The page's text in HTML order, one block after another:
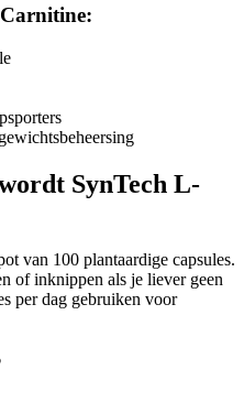
SynTech L-
van 100 plantaardige capsules.
of inknippen als je liever geen
per dag gebruiken voor